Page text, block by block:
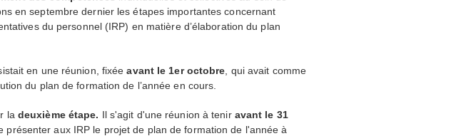
en septembre dernier les étapes importantes concernant
du personnel (IRP) en matière d’élaboration du plan
en une réunion, fixée avant le 1er octobre , qui avait comme
du plan de formation de l’année en cours.
la deuxième étape. Il s'agit d'une réunion à tenir avant le 31
présenter aux IRP le projet de plan de formation de l'année à